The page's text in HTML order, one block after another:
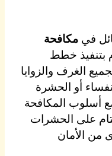
في مكافحة
بتنفيذ خطط
الغرف والزوايا
أو الحشرة
أسلوب المكافحة
على الحشرات
من الأمان